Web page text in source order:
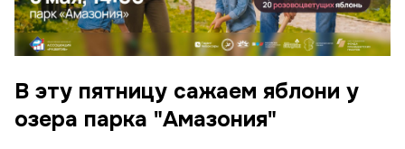
В эту пятницу сажаем яблони у
озера парка "Амазония"